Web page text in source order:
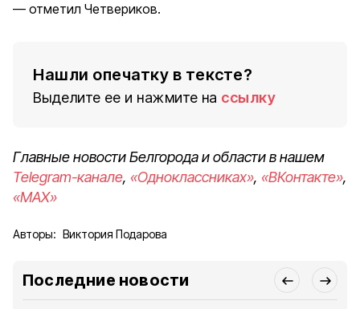
отметил Четвериков.
Нашли опечатку в тексте?
Выделите ее и нажмите на ссылку
Главные новости Белгорода и области в нашем
Telegram-канале, «Одноклассниках», «ВКонтакте»,
«MAX»
Авторы: Виктория Подарова
Последние новости